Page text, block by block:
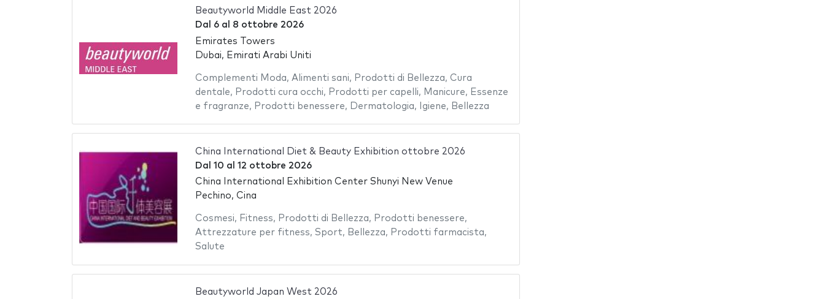
Beautyworld Middle East 2026
Dal 6al 8 ottobre 2026
Emirates Towers
Dubai, Emirati Arabi Uniti
Complementi Moda, Alimenti sani, Prodotti di Bellezza, Cura
dentale, Prodotti cura occhi, Prodotti per capelli, Manicure, Essenze
e fragranze, Prodotti benessere, Dermatologia, Igiene, Bellezza
China International Diet & Beauty Exhibition ottobre 2026
Dal 10 al 12 ottobre 2026
China International Exhibition Center Shunyi New Venue
Pechino, Cina
Cosmesi, Fitness, Prodotti di Bellezza, Prodotti benessere,
Attrezzature per fitness, Sport, Bellezza, Prodotti farmacista,
Salute
Beautyworld Japan West 2026